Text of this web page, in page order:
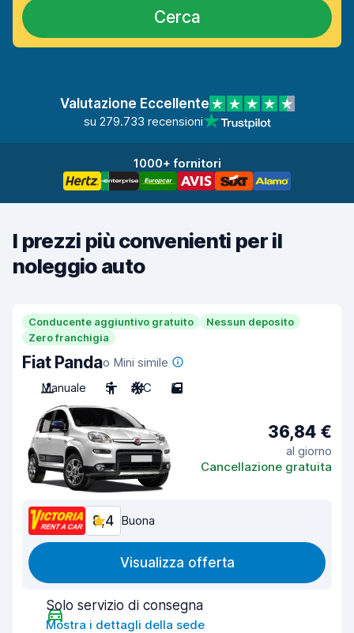
Cerca
Valutazione Eccellente
su 279.733 recensioni
1000+ fornitori
I prezzi più convenienti per il
noleggio auto
Conducente aggiuntivo gratuito
Nessun deposito
Zero franchigia
Fiat Pandao Mini simile
Manuale
5 A/C 5
36,84 €
al giorno
Cancellazione gratuita
8,4 Buona
Visualizza offerta
Solo servizio di consegna
Mostra i dettagli della sede